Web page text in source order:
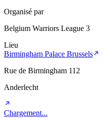
Organisé par
Belgium Warriors League 3
Lieu
Birmingham Palace Brussels
Rue de Birmingham 112
Anderlecht
Chargement...